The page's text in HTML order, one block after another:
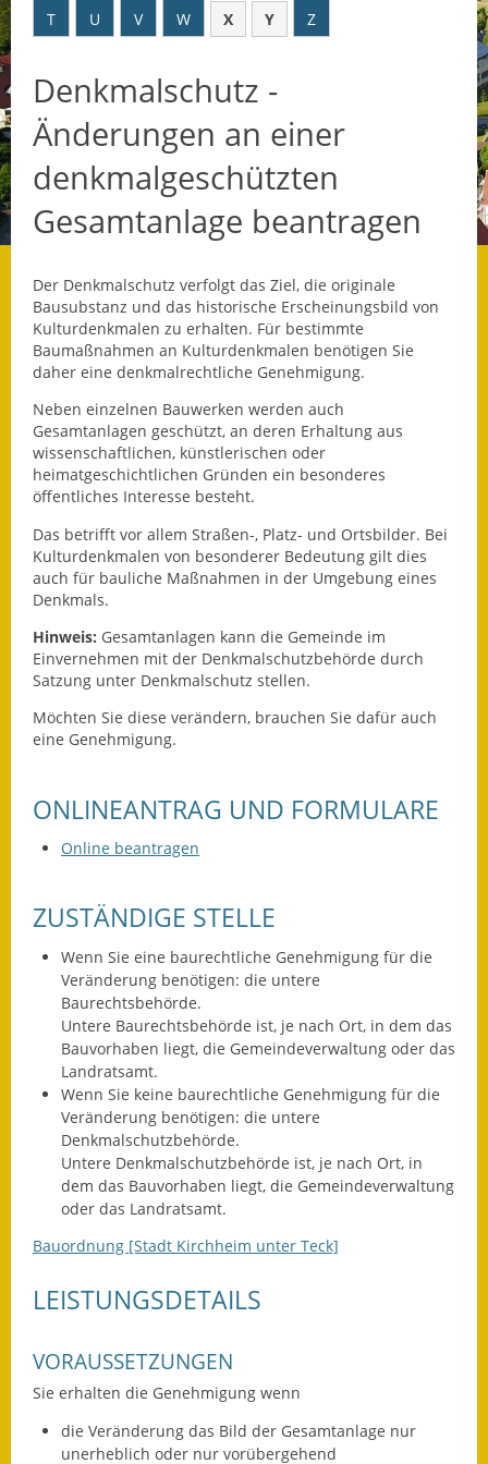
Datenschutz
Datenschutz im
Steueramt
Geschichte und
Gegenwart
Was die Alten noch
wussten!
Wagner-Werkstatt
Lärmaktionsplan
Leichte Sprache
Infos in Leichter Sprache
Mitteilungsblatt
Nachhaltigkeitsbericht
Notfallplanung
Ortsplan
Kreisstraße
Umleitungsplan
Ausweichfahrplan
Buslinie 168
Stellenausschreibungen
Zahlen und Fakten
Rathaus
Landkreis
Dienstleistungen
Formulare
T
U V W X Y Z
Denkmalschutz -
Änderungen an einer
denkmalgeschützten
Gesamtanlage beantragen
Der Denkmalschutz verfolgt das Ziel, die originale
Bausubstanz und das historische Erscheinungsbild von
Kulturdenkmalen zu erhalten. Für bestimmte
Baumaßnahmen an Kulturdenkmalen benötigen Sie
daher eine denkmalrechtliche Genehmigung.
Neben einzelnen Bauwerken werden auch
Gesamtanlagen geschützt, an deren Erhaltung aus
wissenschaftlichen, künstlerischen oder
heimatgeschichtlichen Gründen ein besonderes
öffentliches Interesse besteht.
Das betrifft vor allem Straßen-, Platz- und Ortsbilder. Bei
Kulturdenkmalen von besonderer Bedeutung gilt dies
auch für bauliche Maßnahmen in der Umgebung eines
Denkmals.
Hinweis: Gesamtanlagen kann die Gemeinde im
Einvernehmen mit der Denkmalschutzbehörde durch
Satzung unter Denkmalschutz stellen.
Möchten Sie diese verändern, brauchen Sie dafür auch
eine Genehmigung.
ONLINEANTRAG UND FORMULARE
Online beantragen
ZUSTÄNDIGE STELLE
Wenn Sie eine baurechtliche Genehmigung für die
Veränderung benötigen: die untere
Baurechtsbehörde.
Untere Baurechtsbehörde ist, je nach Ort, in dem das
Bauvorhaben liegt, die Gemeindeverwaltung oder das
Landratsamt.
Wenn Sie keine baurechtliche Genehmigung für die
Veränderung benötigen: die untere
Denkmalschutzbehörde.
Untere Denkmalschutzbehörde ist, je nach Ort, in
dem das Bauvorhaben liegt, die Gemeindeverwaltung
oder das Landratsamt.
Bauordnung [Stadt Kirchheim unter Teck]
LEISTUNGSDETAILS
VORAUSSETZUNGEN
Sie erhalten die Genehmigung wenn
die Veränderung das Bild der Gesamtanlage nur
unerheblich oder nur vorübergehend